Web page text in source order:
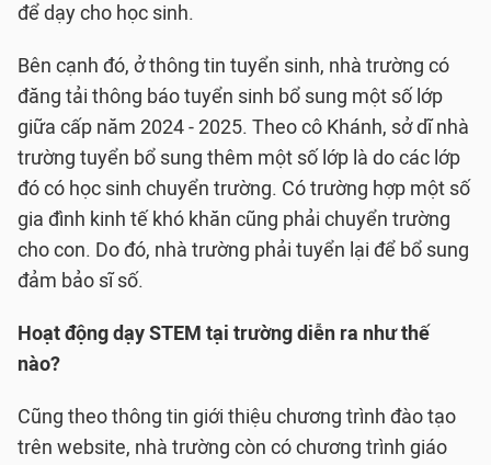
để dạy cho học sinh.
Bên cạnh đó, ở thông tin tuyển sinh, nhà trường có
đăng tải thông báo tuyển sinh bổ sung một số lớp
giữa cấp năm 2024 - 2025. Theo cô Khánh, sở dĩ nhà
trường tuyển bổ sung thêm một số lớp là do các lớp
đó có học sinh chuyển trường. Có trường hợp một số
gia đình kinh tế khó khăn cũng phải chuyển trường
cho con. Do đó, nhà trường phải tuyển lại để bổ sung
đảm bảo sĩ số.
Hoạt động dạy STEM tại trường diễn ra như thế
nào?
Cũng theo thông tin giới thiệu chương trình đào tạo
trên website, nhà trường còn có chương trình giáo